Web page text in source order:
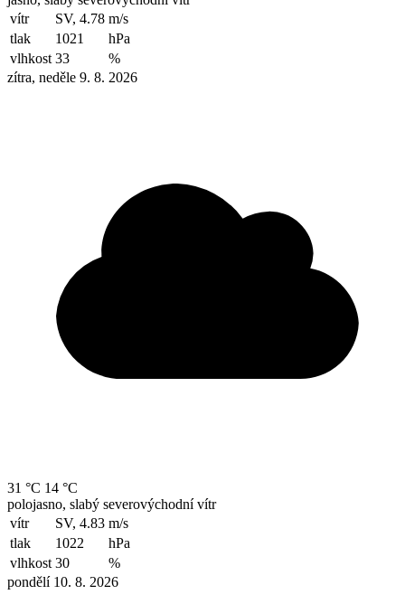
vítr
SV, 4.78 m/s
tlak
1021
hPa
vlhkost 33
%
zítra, neděle 9. 8. 2026
31 °C 14 °C
polojasno, slabý severovýchodní vítr
vítr
SV, 4.83 m/s
tlak
1022
hPa
vlhkost 30
%
pondělí 10. 8. 2026